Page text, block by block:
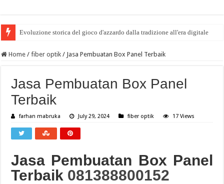
Evoluzione storica del gioco d'azzardo dalla tradizione all'era digitale
Home / fiber optik / Jasa Pembuatan Box Panel Terbaik
Jasa Pembuatan Box Panel
Terbaik
farhan mabruka July 29, 2024 fiber optik 17 Views
Jasa Pembuatan Box Panel
Terbaik 081388800152